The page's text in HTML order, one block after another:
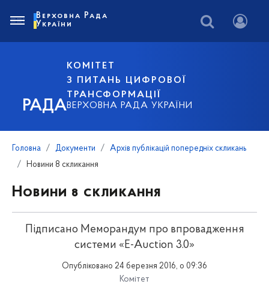
РАДА
КОМІТЕТ
З ПИТАНЬ ЦИФРОВОЇ
ТРАНСФОРМАЦІЇ
ВЕРХОВНА РАДА УКРАЇНИ
Верховна Рада
України
Головна Документи
Архів публікацій попередніх скликань
Новини 8 скликання
Новини 8 скликання
Підписано Меморандум про впровадження
системи «E-Auction 3.0»
Опубліковано 24 березня 2016, о 09:36
Комітет